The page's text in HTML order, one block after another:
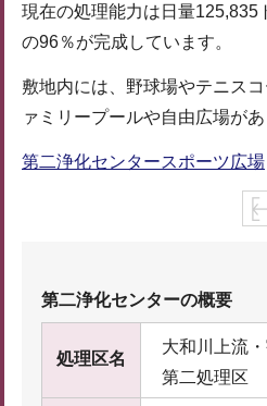
現在の処理能力は日量125,835
の96％が完成しています。
敷地内には、野球場やテニス
ァミリープールや自由広場があ
第二浄化センタースポーツ広場
第二浄化センターの概要
処理区名
大和川上流
第二処理区